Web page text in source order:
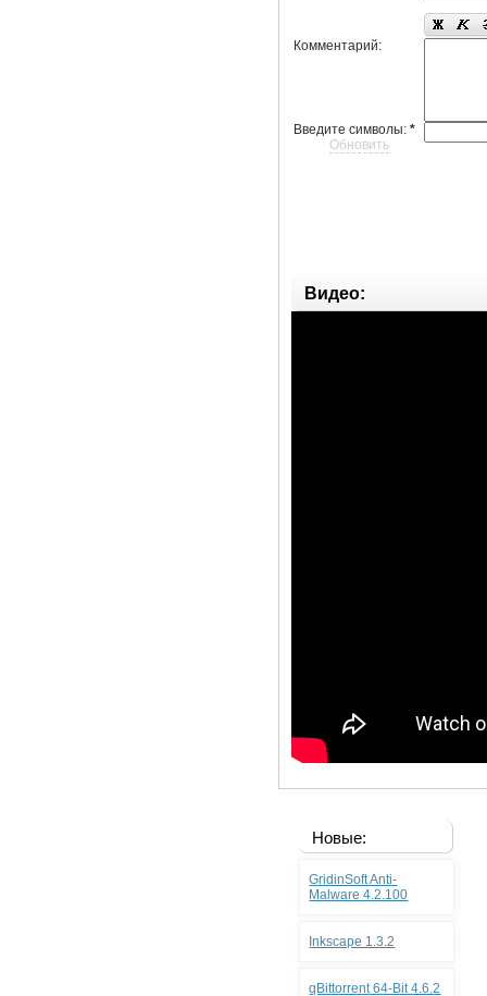
Комментарий:
Введите символы:*
Обновить
Видео:
Новые:
GridinSoft Anti-
Malware 4.2.100
Inkscape 1.3.2
qBittorrent 64-Bit 4.6.2